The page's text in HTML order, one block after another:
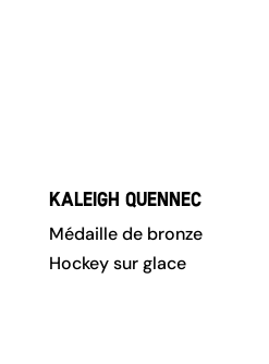
Kaleigh Quennec
Médaille de bronze
Hockey sur glace